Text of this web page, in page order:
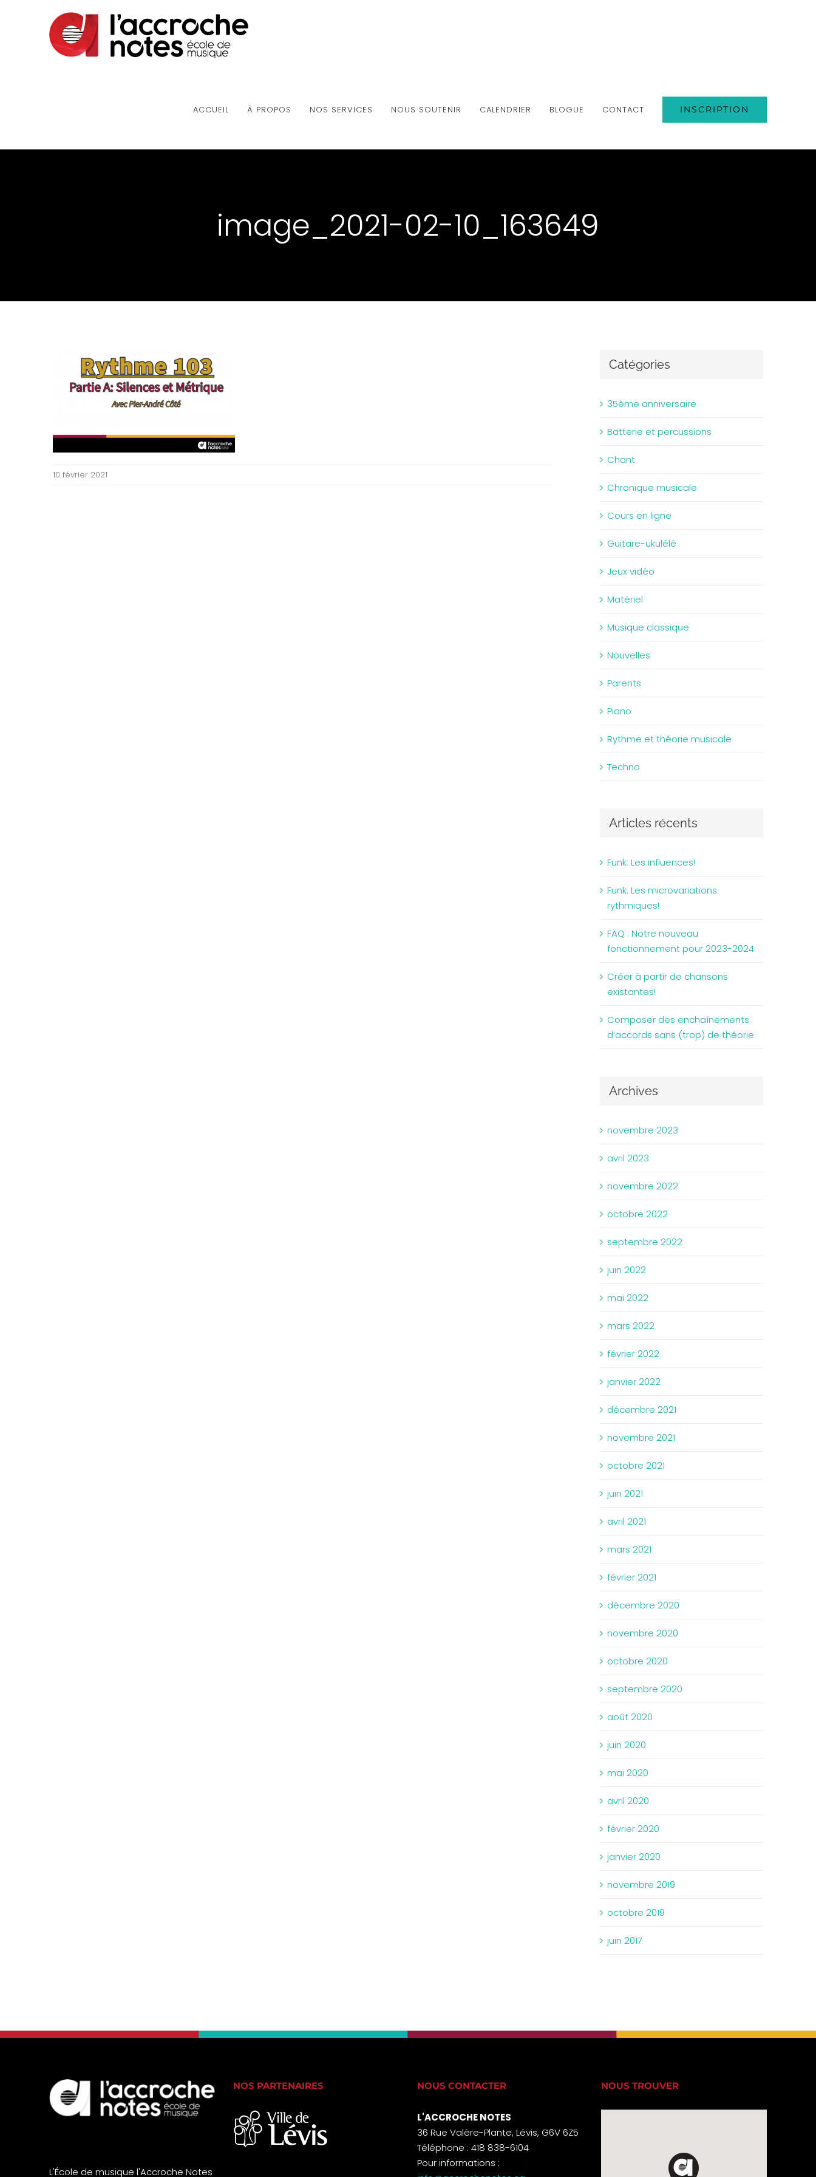
ACCUEIL À PROPOS NOS SERVICES NOUS SOUTENIR CALENDRIER BLOGUE CONTACT INSCRIPTION
image_2021-02-10_163649
10 février 2021
Catégories
35ème anniversaire
Batterie et percussions
Chant
Chronique musicale
Cours en ligne
Guitare-ukulélé
Jeux vidéo
Matériel
Musique classique
Nouvelles
Parents
Piano
Rythme et théorie musicale
Techno
Articles récents
Funk: Les influences!
Funk: Les microvariations
rythmiques!
FAQ : Notre nouveau
fonctionnement pour 2023-2024
Créer à partir de chansons
existantes!
Composer des enchaînements
d’accords sans (trop) de théorie
Archives
novembre 2023
avril 2023
novembre 2022
octobre 2022
septembre 2022
juin 2022
mai 2022
mars 2022
février 2022
janvier 2022
décembre 2021
novembre 2021
octobre 2021
juin 2021
avril 2021
mars 2021
février 2021
décembre 2020
novembre 2020
octobre 2020
septembre 2020
août 2020
juin 2020
mai 2020
avril 2020
février 2020
janvier 2020
novembre 2019
octobre 2019
juin 2017
L'École de musique l'Accroche Notes
NOS PARTENAIRES NOUS CONTACTER
L'ACCROCHE NOTES
36 Rue Valère-Plante, Lévis, G6V 6Z5
Téléphone : 418 838-6104
Pour informations :
NOUS TROUVER